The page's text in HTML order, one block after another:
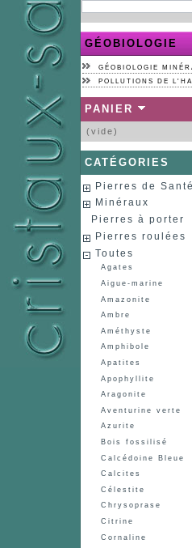
GÉOBIOLOGIE
GÉOBIOLOGIE
POLLUTIONS DE
PANIER
(vide)
CATÉGORIES
Pierres de Santé
Minéraux
Pierres à porter
Pierres roulées
Toutes
Agates
Aigue-marine
Amazonite
Ambre
Améthyste
Amphibole
Apatites
Apophyllite
Aragonite
Aventurine verte
Azurite
Bois fossilisé
Calcédoine Bleue
Calcites
Célestite
Chrysoprase
Citrine
Cornaline